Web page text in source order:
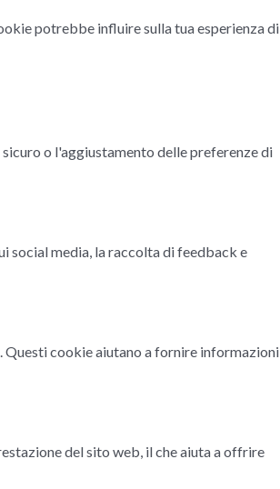
potrebbe influire sulla tua esperienza di
o l'aggiustamento delle preferenze di
social media, la raccolta di feedback e
cookie aiutano a fornire informazioni
del sito web, il che aiuta a offrire